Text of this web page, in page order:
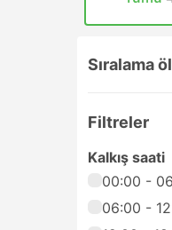
Sıralama
Filtreler
Kalkış saati
00:00 -
06:00 -